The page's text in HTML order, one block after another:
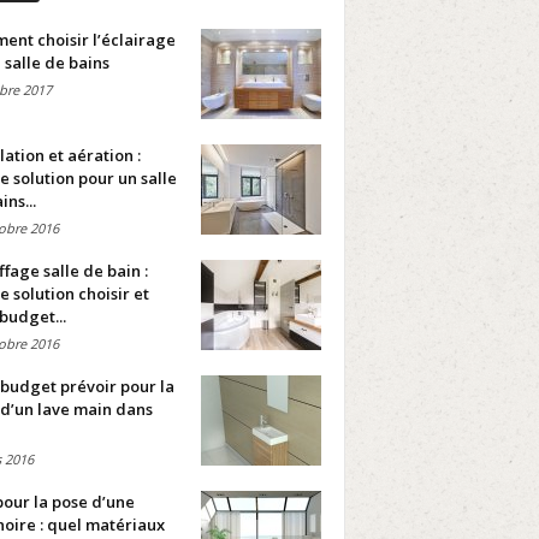
choisir l’éclairage
salle de bains
2017
et aération :
solution pour un salle
2016
salle de bain :
solution choisir et
2016
prévoir pour la
lave main dans
2016
la pose d’une
: quel matériaux